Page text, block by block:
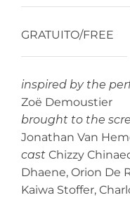
GRATUITO/FREE
inspired by the
Zoë Demoustier
brought to the
Jonathan Van
cast Chizzy
Dhaene, Orion De
Kaiwa Stoffer,